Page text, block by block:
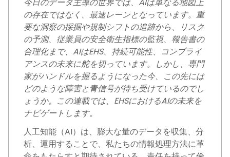
の存在ではなく、最速レーンとなっています。重
要な洞察の採掘や規制シフトの追跡から、リスク
の予測、従業員の安全衛生指標の監視、報告書の
合理化まで、AIはEHS、持続可能性、コンプライ
アンスの未来に舵を切っています。しかし、専門
家がハンドルを握るようになった今、この先には
どのような障害と青信号が待ち受けているのでし
ょうか。この連載では、EHSにおけるAIの未来を
ナビゲートします。
人工知能（AI）は、膨大な量のデータを収集、分
析、運用することで、私たちの情報処理方法に革